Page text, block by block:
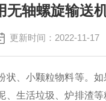
无轴螺旋输送
更新时间：2022-11-
、小颗粒物料等。如
生活垃圾、炉排渣